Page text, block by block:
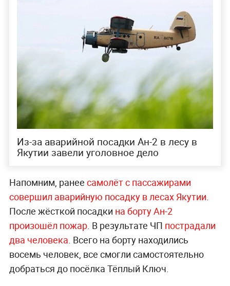
Из-за аварийной посадки Ан-2 в лесу в
Якутии завели уголовное дело
Напомним, ранее самолёт с пассажирами
совершил аварийную посадку в лесах Якутии.
После жёсткой посадки на борту Ан-2
произошёл пожар. В результате ЧП пострадали
два человека. Всего на борту находились
восемь человек, все смогли самостоятельно
добраться до посёлка Тёплый Ключ.